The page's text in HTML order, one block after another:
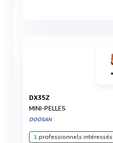
DX35Z
MINI-PELLES
DOOSAN
1professionnels intéressés